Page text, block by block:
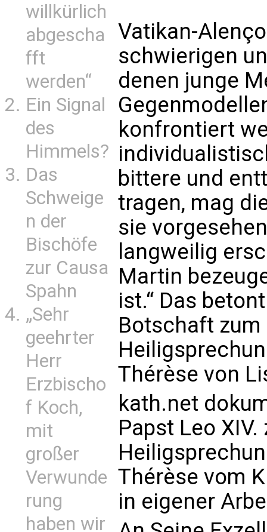
willkürlich
abgescha
fft
werden“
Ein Signal
des
Himmels?
Das
Schweige
n der
Bischöfe
zur Causa
Spahn
„Sehr
geehrter
Herr
Erzbischo
f Koch,
mit
großer
Verwunde
rung
haben wir
Vatikan-
schwierigen
denen junge
konfrontiert
bittere und
tragen, mag
sie
langweilig
Martin
ist.“ Das
Botschaft
Thérèse von
kath.net
Papst Leo
Thérèse vom
in eigener